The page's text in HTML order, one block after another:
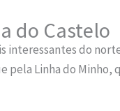
do Castelo
interessantes do
pela Linha do